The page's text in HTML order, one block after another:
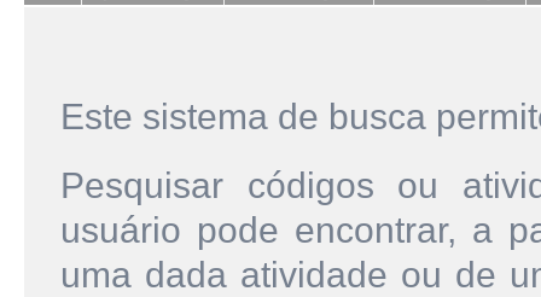
Este sistema de busca
Pesquisar códigos ou
usuário pode encontrar, a
uma dada atividade ou de